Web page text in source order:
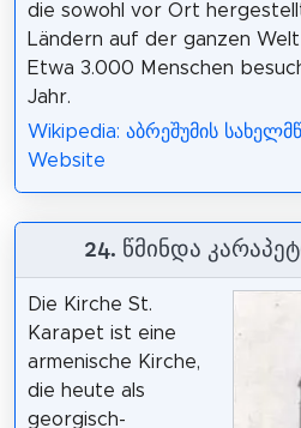
die sowohl vor Ort hergestellt
Ländern auf der ganzen
Etwa 3.000 Menschen
Jahr.
Wikipedia: აბრეშუმის
Website
24. წმინდა
Die Kirche St.
Karapet ist eine
armenische Kirche,
die heute als
georgisch-